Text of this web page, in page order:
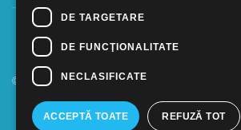
© 2018 - 2026 GOOFFICE. Realizat si configurat
DE TARGETARE
DE FUNCŢIONALITATE
NECLASIFICATE
ACCEPTĂ TOATE REFUZĂ TOT